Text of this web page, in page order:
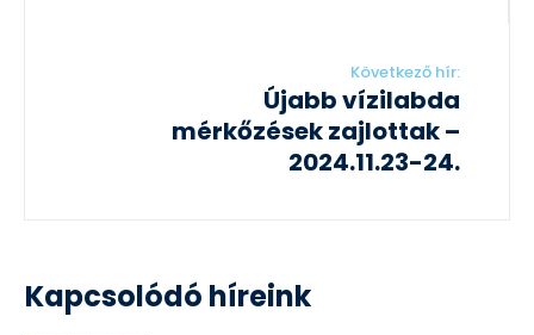
Következő hír:
Újabb vízilabda
mérkőzések zajlottak –
2024.11.23-24.
Kapcsolódó híreink